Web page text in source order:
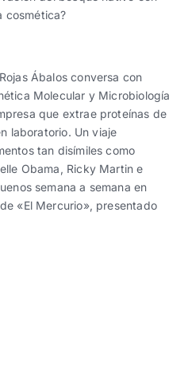
|English
English
English
English
English
cosmética?
Ábalos conversa con
Molecular y Microbiología
que extrae proteínas de
laboratorio. Un viaje
tan disímiles como
Obama, Ricky Martin e
semana a semana en
«El Mercurio», presentado